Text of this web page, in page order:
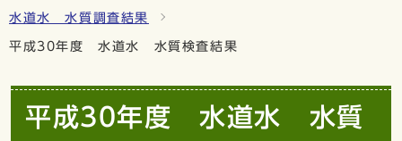
水道水 水質調査結果
平成30年度 水道水 水質検査結果
平成30年度 水道水 水質